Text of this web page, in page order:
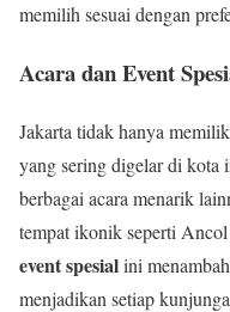
memilih sesuai dengan
Acara dan Event
Jakarta tidak hanya
yang sering digelar di kota
berbagai acara menarik
tempat ikonik seperti
event spesialini
menjadikan setiap